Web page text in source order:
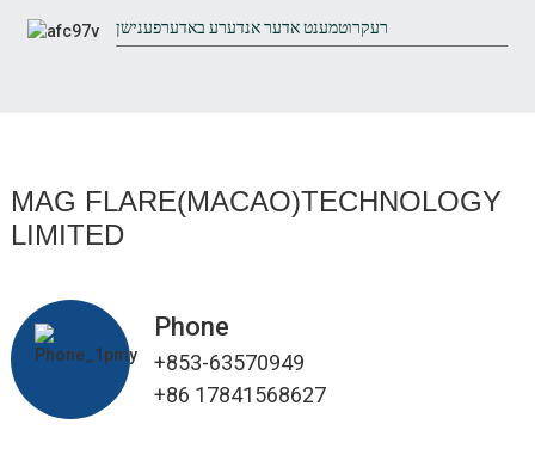
רעקרוטמענט אדער אנדערע באדערפענישן
MAG FLARE(MACAO)TECHNOLOGY
LIMITED
Phone
+853-63570949
+86 17841568627